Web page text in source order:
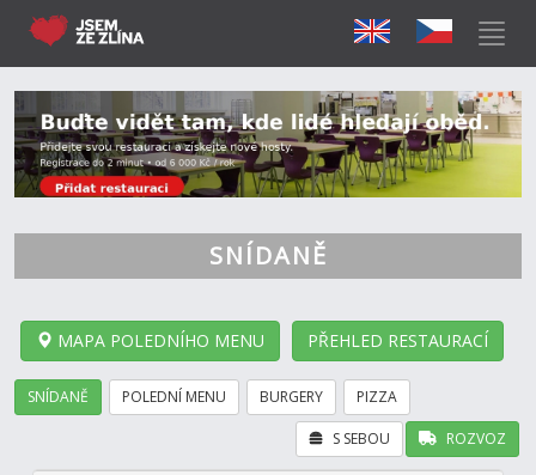
SNÍDANĚ
MAPA POLEDNÍHO MENU PŘEHLED RESTAURACÍ
SNÍDANĚ POLEDNÍ MENU BURGERY PIZZA
ROZVOZ
S SEBOU